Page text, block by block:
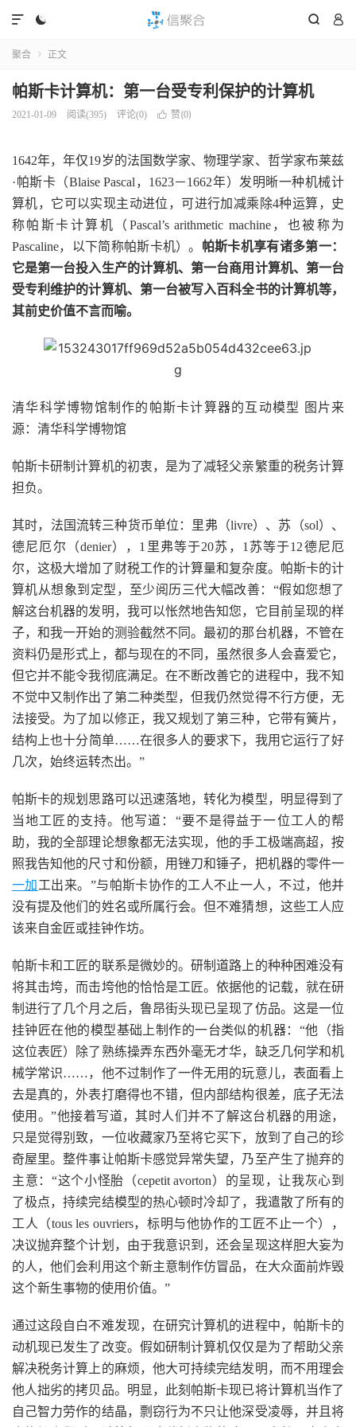
  

聚合  正文
帕斯卡计算机：第一台受专利保护的计算机
2021-01-09 阅读(395) 评论(0)  赞(0)
1642年，年仅19岁的法国数学家、物理学家、哲学家布莱兹
·帕斯卡（Blaise Pascal，1623－1662年）发明晰一种机械计
算机，它可以实现主动进位，可进行加减乘除4种运算，史
称帕斯卡计算机（Pascal’s arithmetic machine，也被称为
Pascaline，以下简称帕斯卡机）。 帕斯卡机享有诸多第一：
它是第一台投入生产的计算机、第一台商用计算机、第一台
受专利维护的计算机、第一台被写入百科全书的计算机等，
其前史价值不言而喻。
清华科学博物馆制作的帕斯卡计算器的互动模型 图片来
源：清华科学博物馆
帕斯卡研制计算机的初衷，是为了减轻父亲繁重的税务计算
担负。
其时，法国流转三种货币单位：里弗（livre）、苏（sol）、
德尼厄尔（denier），1里弗等于20苏，1苏等于12德尼厄
尔，这极大增加了财税工作的计算量和复杂度。帕斯卡的计
算机从想象到定型，至少阅历三代大幅改善：“假如您想了
解这台机器的发明，我可以怅然地告知您，它目前呈现的样
子，和我一开始的测验截然不同。最初的那台机器，不管在
资料仍是形式上，都与现在的不同，虽然很多人会喜爱它，
但它并不能令我彻底满足。在不断改善它的进程中，我不知
不觉中又制作出了第二种类型，但我仍然觉得不行方便，无
法接受。为了加以修正，我又规划了第三种，它带有簧片，
结构上也十分简单……在很多人的要求下，我用它运行了好
几次，始终运转杰出。”
帕斯卡的规划思路可以迅速落地，转化为模型，明显得到了
当地工匠的支持。他写道：“要不是得益于一位工人的帮
助，我的全部理论想象都无法实现，他的手工极端高超，按
照我告知他的尺寸和份额，用锉刀和锤子，把机器的零件一
一加 工出来。”与帕斯卡协作的工人不止一人，不过，他并
没有提及他们的姓名或所属行会。但不难猜想，这些工人应
该来自金匠或挂钟作坊。
帕斯卡和工匠的联系是微妙的。研制道路上的种种困难没有
将其击垮，而击垮他的恰恰是工匠。依据他的记载，就在研
制进行了几个月之后，鲁昂街头现已呈现了仿品。这是一位
挂钟匠在他的模型基础上制作的一台类似的机器：“他（指
这位表匠）除了熟练操弄东西外毫无才华，缺乏几何学和机
械学常识……，他不过制作了一件无用的玩意儿，表面看上
去是真的，外表打磨得也不错，但内部结构很差，底子无法
使用。”他接着写道，其时人们并不了解这台机器的用途，
只是觉得别致，一位收藏家乃至将它买下，放到了自己的珍
奇屋里。整件事让帕斯卡感觉异常失望，乃至产生了抛弃的
主意：“这个小怪胎（cepetit avorton）的呈现，让我灰心到
了极点，持续完结模型的热心顿时冷却了，我遣散了所有的
工人（tous les ouvriers，标明与他协作的工匠不止一个），
决议抛弃整个计划，由于我意识到，还会呈现这样胆大妄为
的人，他们会利用这个新主意制作仿冒品，在大众面前炸毁
这个新生事物的使用价值。”
通过这段自白不难发现，在研究计算机的进程中，帕斯卡的
动机现已发生了改变。假如研制计算机仅仅是为了帮助父亲
解决税务计算上的麻烦，他大可持续完结发明，而不用理会
他人拙劣的拷贝品。明显，此刻帕斯卡现已将计算机当作了
自己智力劳作的结晶，剽窃行为不只让他深受凌辱，并且将